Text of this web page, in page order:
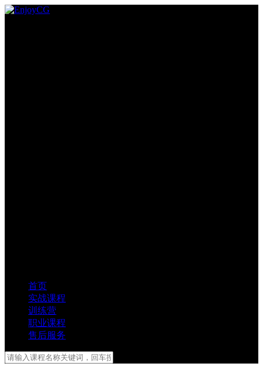
首页
实战课程
训练营
职业课程
售后服务